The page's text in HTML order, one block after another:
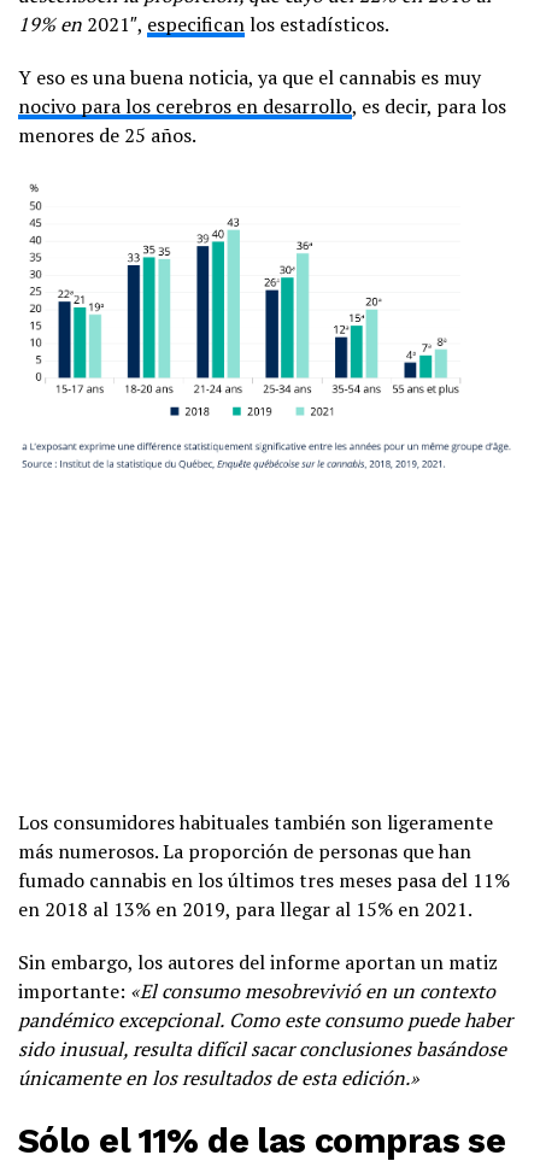
19% en 2021″, especificanlos estadísticos.
Y eso es una buena noticia, ya que el cannabis es muy
nocivo para los cerebros en desarrollo, es decir, para los
menores de 25 años.
Los consumidores habituales también son ligeramente
más numerosos. La proporción de personas que han
fumado cannabis en los últimos tres meses pasa del 11%
en 2018 al 13% en 2019, para llegar al 15% en 2021.
Sin embargo, los autores del informe aportan un matiz
importante: «El consumo mesobrevivió en un contexto
pandémico excepcional. Como este consumo puede haber
sido inusual, resulta difícil sacar conclusiones basándose
únicamente en losresultados de esta edición.»
Sólo el 11% de las compras se